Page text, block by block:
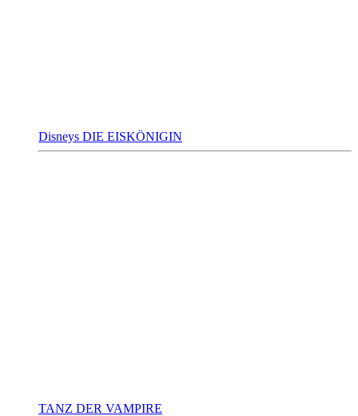
Disneys DIE EISKÖNIGIN
TANZ DER VAMPIRE